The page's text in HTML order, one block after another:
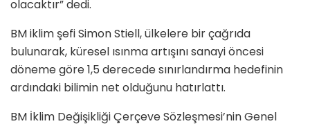
olacaktır” dedi.
BM iklim şefi Simon Stiell, ülkelere bir çağrıda
bulunarak, küresel ısınma artışını sanayi öncesi
döneme göre 1,5 derecede sınırlandırma hedefinin
ardındaki bilimin net olduğunu hatırlattı.
BM İklim Değişikliği Çerçeve Sözleşmesi’nin Genel